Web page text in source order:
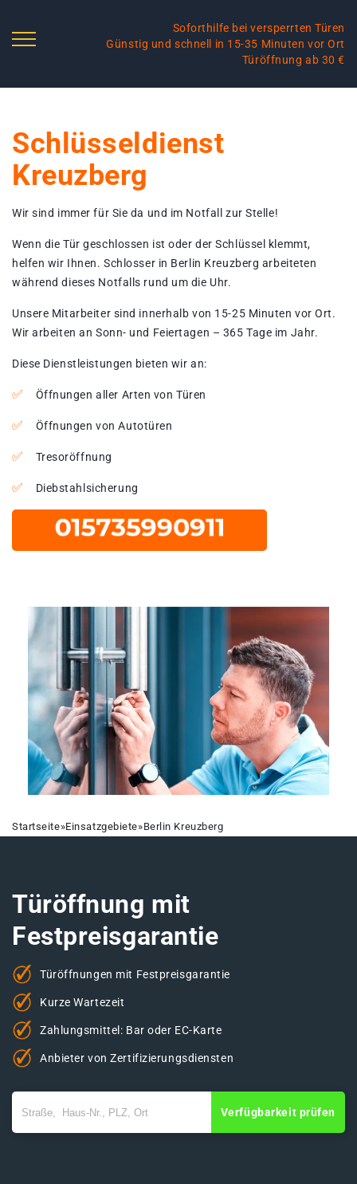
Soforthilfe bei versperrten Türen
Günstig und schnell in 15-35 Minuten vor Ort
Türöffnung ab 30 €
Schlüsseldienst
Kreuzberg
Wir sind immer für Sie da und im Notfall zur Stelle!
Wenn die Tür geschlossen ist oder der Schlüssel klemmt,
helfen wir Ihnen. Schlosser in Berlin Kreuzberg arbeiteten
während dieses Notfalls rund um die Uhr.
Unsere Mitarbeiter sind innerhalb von 15-25 Minuten vor Ort.
Wir arbeiten an Sonn- und Feiertagen – 365 Tage im Jahr.
Diese Dienstleistungen bieten wir an:
Öffnungen aller Arten von Türen
Öffnungen von Autotüren
Tresoröffnung
Diebstahlsicherung
Startseite»Einsatzgebiete»Berlin Kreuzberg
Türöffnung mit
Festpreisgarantie
Türöffnungen mit Festpreisgarantie
Kurze Wartezeit
Zahlungsmittel: Bar oder EC-Karte
Anbieter von Zertifizierungsdiensten
Verfügbarkeit prüfen